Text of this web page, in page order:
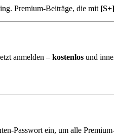
Premium-Beiträge, die mit [S+]
anmelden – kostenlos und
Passwort ein, um alle